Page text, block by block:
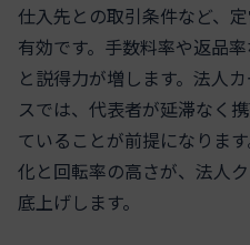
仕入先との取引条件など、
有効です。手数料率や返品
と説得力が増します。法人
スでは、代表者が延滞なく
ていることが前提になりま
化と回転率の高さが、法人
底上げします。